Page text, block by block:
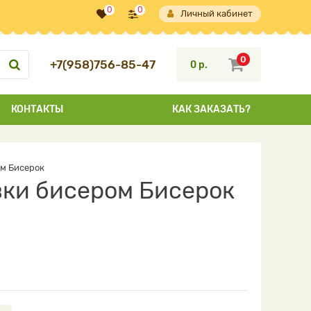
0 0 Личный кабинет
+7(958)756-85-47 0
0 р.
КОНТАКТЫ КАК ЗАКАЗАТЬ?
Бисерок
бисером Бисерок